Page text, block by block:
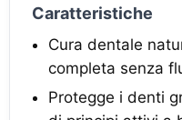
Caratteristiche
Cura dentale
completa senza
Protegge i denti